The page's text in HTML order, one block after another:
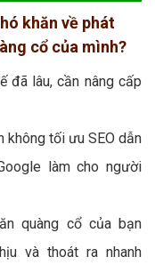
khăn về phát
cổ của mình?
đã lâu, cần nâng cấp
không tối ưu SEO dẫn
làm cho người
quàng cổ của bạn
và thoát ra nhanh